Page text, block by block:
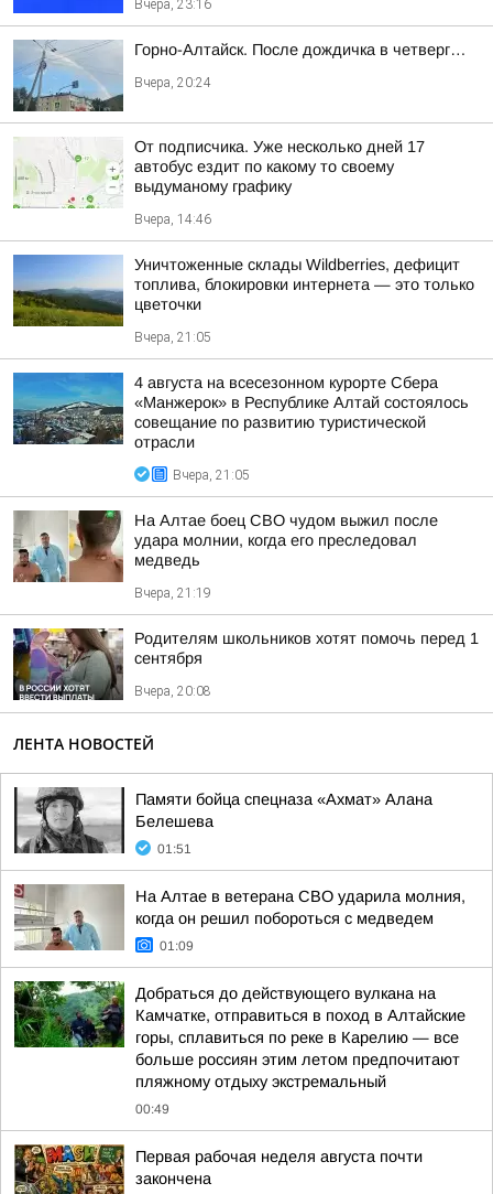
Вчера, 23:16
Горно-Алтайск. После дождичка в четверг…
Вчера, 20:24
От подписчика. Уже несколько дней 17
автобус ездит по какому то своему
выдуманому графику
Вчера, 14:46
Уничтоженные склады Wildberries, дефицит
топлива, блокировки интернета — это только
цветочки
Вчера, 21:05
4 августа на всесезонном курорте Сбера
«Манжерок» в Республике Алтай состоялось
совещание по развитию туристической
отрасли
Вчера, 21:05
На Алтае боец СВО чудом выжил после
удара молнии, когда его преследовал
медведь
Вчера, 21:19
Родителям школьников хотят помочь перед 1
сентября
Вчера, 20:08
ЛЕНТА НОВОСТЕЙ
Памяти бойца спецназа «Ахмат» Алана
Белешева
01:51
На Алтае в ветерана СВО ударила молния,
когда он решил побороться с медведем
01:09
Добраться до действующего вулкана на
Камчатке, отправиться в поход в Алтайские
горы, сплавиться по реке в Карелию — все
больше россиян этим летом предпочитают
пляжному отдыху экстремальный
00:49
Первая рабочая неделя августа почти
закончена